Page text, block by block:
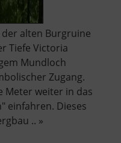
alten Burgruine
Tiefe Victoria
Mundloch
Zugang.
Meter weiter in das
einfahren. Dieses
.. »